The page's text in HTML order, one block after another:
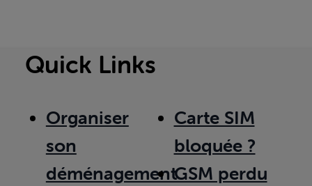
Quick Links
Organiser
son
déménagement
Carte SIM
bloquée ?
GSM perdu